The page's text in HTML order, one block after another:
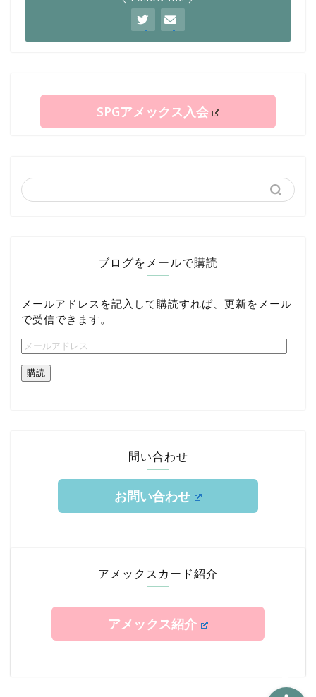
SPGアメックス入会
ブログをメールで購読
メールアドレスを記入して購読すれば、更新をメール
で受信できます。
購読
問い合わせ
お問い合わせ
アメックスカード紹介
アメックス紹介
エアライン修行